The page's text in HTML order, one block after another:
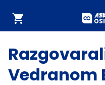
Webshop
Vedranom